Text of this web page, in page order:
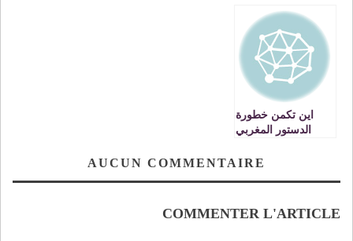
إصابته بِفيروس
« كورونا »
اين تكمن خطورة
الدستور المغربي
AUCUN COMMENTAIRE
COMMENTER L'ARTICLE